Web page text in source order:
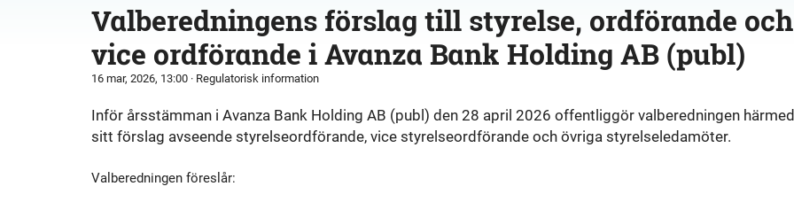
Erbjudande Rapporter och presentationerBolagsordning Policys Prenumerera
Valberedningens förslag till styrelse, ordförande och
vice ordförande i Avanza Bank Holding AB (publ)
16 mar, 2026, 13:00 · Regulatorisk information
Inför årsstämman i Avanza Bank Holding AB (publ) den 28 april 2026 offentliggör valberedningen härmed
sitt förslag avseende styrelseordförande, vice styrelseordförande och övriga styrelseledamöter.
Valberedningen föreslår: